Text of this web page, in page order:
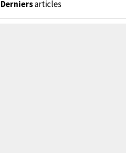
Derniersarticles